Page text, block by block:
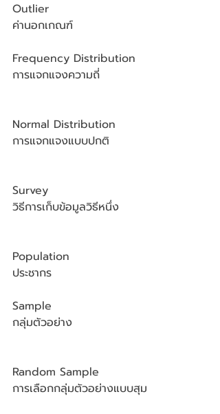
Outlier
ค่านอกเกณฑ์
Frequency Distribution
การแจกแจงความถี่
Normal Distribution
การแจกแจงแบบปกติ
Survey
วิธีการเก็บข้อมูลวิธีหนึ่ง
Population
ประชากร
Sample
กลุ่มตัวอย่าง
Random Sample
การเลือกกลุ่มตัวอย่างแบบสุม